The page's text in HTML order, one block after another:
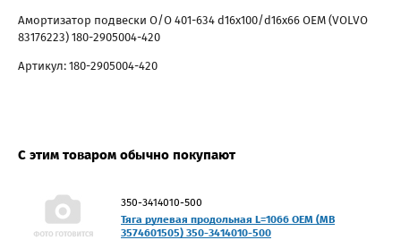
Амортизатор подвески O/O 401-634 d16x100/d16x66 OEM (VOLVO
83176223) 180-2905004-420
Артикул: 180-2905004-420
С этим товаром обычно покупают
350-3414010-500
Тяга рулевая продольная L=1066 OEM (MB
3574601505) 350-3414010-500